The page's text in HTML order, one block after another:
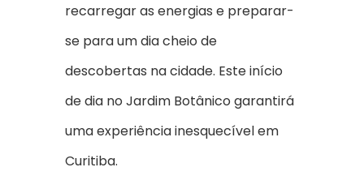
recarregar as energias e preparar-
se para um dia cheio de
descobertas na cidade. Este início
de dia no Jardim Botânico garantirá
uma experiência inesquecível em
Curitiba.